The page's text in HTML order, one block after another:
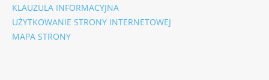
KLAUZULA INFORMACYJNA
UŻYTKOWANIE STRONY INTERNETOWEJ
MAPA STRONY